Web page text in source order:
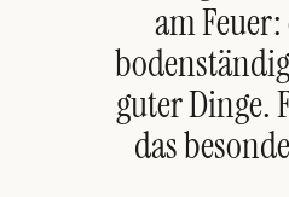
am
guter Dinge.
das